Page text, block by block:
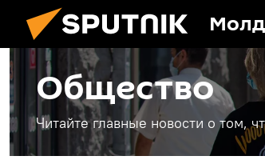
Общество
Читайте главные новости о том,